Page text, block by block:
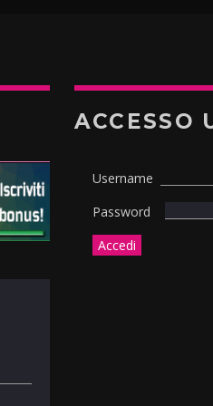
ACCESSO
Username
Password